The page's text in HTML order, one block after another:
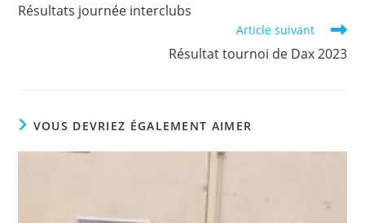
articles
Résultats journée interclubs
Article suivant
Résultat tournoi de Dax 2023
VOUS DEVRIEZ ÉGALEMENT AIMER